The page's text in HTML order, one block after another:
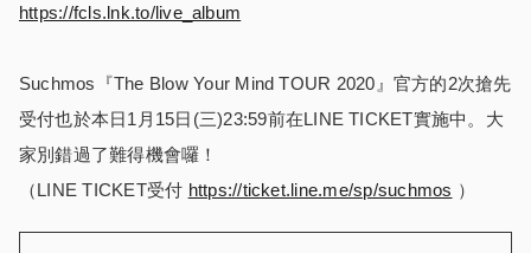
https://fcls.lnk.to/live_album
Suchmos『The Blow Your Mind TOUR 2020』官方的2次搶先
受付也於本日1月15日(三)23:59前在LINE TICKET實施中。大
家別錯過了難得機會囉！
（LINE TICKET受付 https://ticket.line.me/sp/suchmos ）